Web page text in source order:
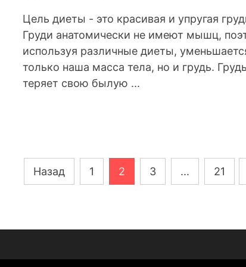
Цель диеты - это красивая и упругая
Груди анатомически не имеют мышц,
используя различные диеты,
только наша масса тела, но и грудь. Грудь
теряет свою былую ...
Навигация
по
Назад 1 2 3 ... 21